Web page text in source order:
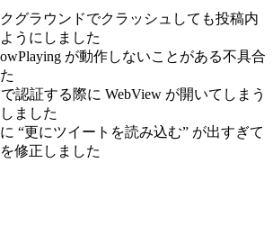
グラウンドでクラッシュしても投稿内
うにしました
が動作しないことがある不具合
認証する際に WebView が開いてしまう
ました
“更にツイートを読み込む” が出すぎて
修正しました